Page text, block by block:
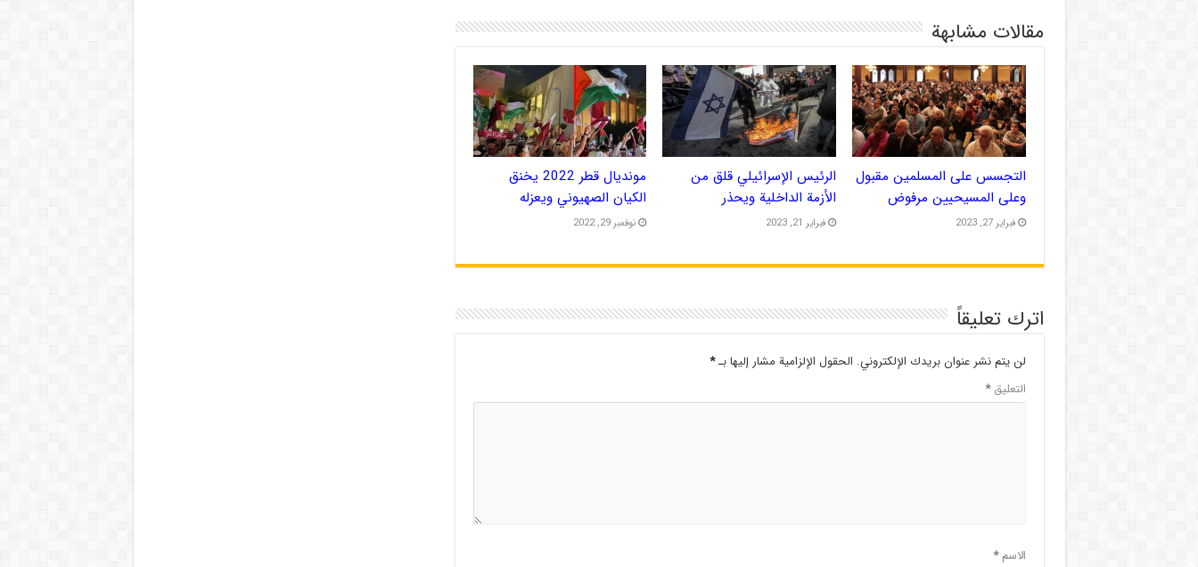
مقالات مشابهة
التجسس على المسلمين مقبول
وعلى المسيحيين مرفوض
فبراير 27, 2023
الرئيس الإسرائيلي قلق من
الأزمة الداخلية ويحذر
فبراير 21, 2023
مونديال قطر 2022 يخنق
الكيان الصهيوني ويعزله
نوفمبر 29, 2022
اترك تعليقاً
لن يتم نشر عنوان بريدك الإلكتروني. الحقول الإلزامية مشار إليها بـ*
التعليق*
الاسم*